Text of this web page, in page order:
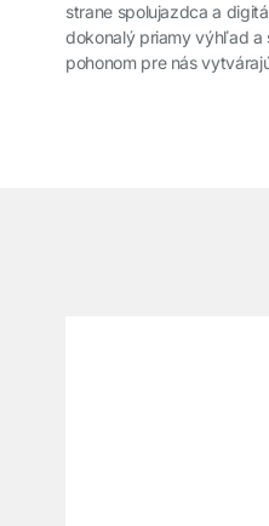
strane spolujazdca a
dokonalý priamy výhľad a
pohonom pre nás